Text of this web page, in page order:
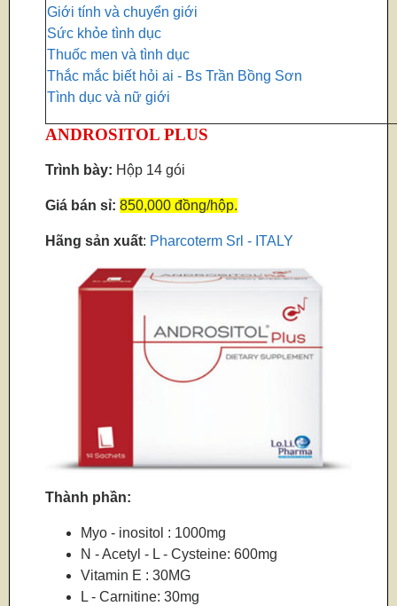
Giới tính và chuyển giới
Sức khỏe tình dục
Thuốc men và tình dục
Thắc mắc biết hỏi ai - Bs Trần Bồng Sơn
Tình dục và nữ giới
ANDROSITOL PLUS
Trình bày: Hộp 14 gói
Giá bán sỉ: 850,000 đồng/hộp.
Hãng sản xuất: Pharcoterm Srl - ITALY
Thành phần:
Myo - inositol : 1000mg
N - Acetyl - L - Cysteine: 600mg
Vitamin E : 30MG
L - Carnitine: 30mg